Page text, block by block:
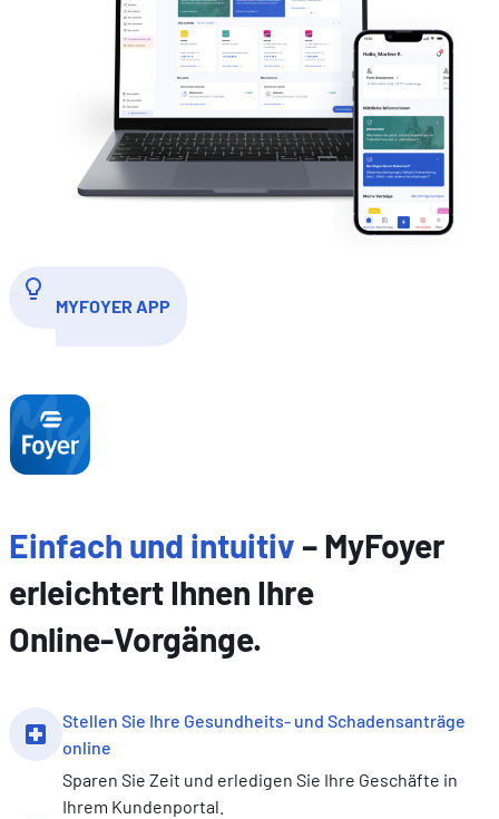
MYFOYER APP
Einfach und intuitiv– MyFoyer
erleichtert Ihnen Ihre
Online‑Vorgänge.
Stellen Sie Ihre Gesundheits- und Schadensanträge
online
Sparen Sie Zeit und erledigen Sie Ihre Geschäfte in
Ihrem Kundenportal.